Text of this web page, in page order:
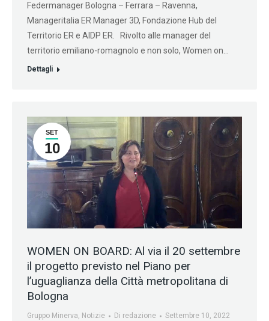
Federmanager Bologna – Ferrara – Ravenna,
Manageritalia ER Manager 3D, Fondazione Hub del
Territorio ER e AIDP ER. Rivolto alle manager del
territorio emiliano-romagnolo e non solo, Women on…
Dettagli
SET
10
WOMEN ON BOARD: Al via il 20 settembre
il progetto previsto nel Piano per
l’uguaglianza della Città metropolitana di
Bologna
Gruppo Minerva, Notizie Di redazione Settembre 10, 2022